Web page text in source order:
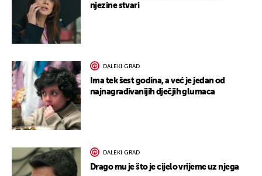
njezine stvari
DALEKI GRAD
Ima tek šest godina, a već je jedan od
najnagrađivanijih dječjih glumaca
DALEKI GRAD
Drago mu je što je cijelo vrijeme uz njega